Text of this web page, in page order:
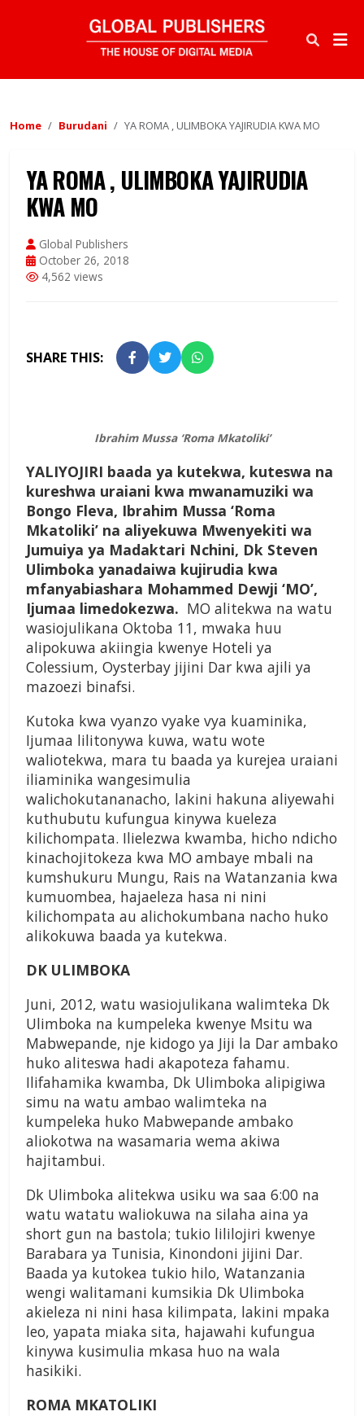
Home Burudani YA ROMA , ULIMBOKA YAJIRUDIA KWA MO
YA ROMA , ULIMBOKA YAJIRUDIA
KWA MO
Global Publishers
October 26, 2018
4,562 views
SHARE THIS:
Ibrahim Mussa ‘Roma Mkatoliki’
YALIYOJIRI baada ya kutekwa, kuteswa na
kureshwa uraiani kwa mwanamuziki wa
Bongo Fleva, Ibrahim Mussa ‘Roma
Mkatoliki’ na aliyekuwa Mwenyekiti wa
Jumuiya ya Madaktari Nchini, Dk Steven
Ulimboka yanadaiwa kujirudia kwa
mfanyabiashara Mohammed Dewji ‘MO’,
Ijumaa limedokezwa. MO alitekwa na watu
wasiojulikana Oktoba 11, mwaka huu
alipokuwa akiingia kwenye Hoteli ya
Colessium, Oysterbay jijini Dar kwa ajili ya
mazoezi binafsi.
Kutoka kwa vyanzo vyake vya kuaminika,
Ijumaa lilitonywa kuwa, watu wote
waliotekwa, mara tu baada ya kurejea uraiani
iliaminika wangesimulia
walichokutananacho, lakini hakuna aliyewahi
kuthubutu kufungua kinywa kueleza
kilichompata. Ilielezwa kwamba, hicho ndicho
kinachojitokeza kwa MO ambaye mbali na
kumshukuru Mungu, Rais na Watanzania kwa
kumuombea, hajaeleza hasa ni nini
kilichompata au alichokumbana nacho huko
alikokuwa baada ya kutekwa.
DK ULIMBOKA
Juni, 2012, watu wasiojulikana walimteka Dk
Ulimboka na kumpeleka kwenye Msitu wa
Mabwepande, nje kidogo ya Jiji la Dar ambako
huko aliteswa hadi akapoteza fahamu.
Ilifahamika kwamba, Dk Ulimboka alipigiwa
simu na watu ambao walimteka na
kumpeleka huko Mabwepande ambako
aliokotwa na wasamaria wema akiwa
hajitambui.
Dk Ulimboka alitekwa usiku wa saa 6:00 na
watu watatu waliokuwa na silaha aina ya
short gun na bastola; tukio lililojiri kwenye
Barabara ya Tunisia, Kinondoni jijini Dar.
Baada ya kutokea tukio hilo, Watanzania
wengi walitamani kumsikia Dk Ulimboka
akieleza ni nini hasa kilimpata, lakini mpaka
leo, yapata miaka sita, hajawahi kufungua
kinywa kusimulia mkasa huo na wala
hasikiki.
ROMA MKATOLIKI